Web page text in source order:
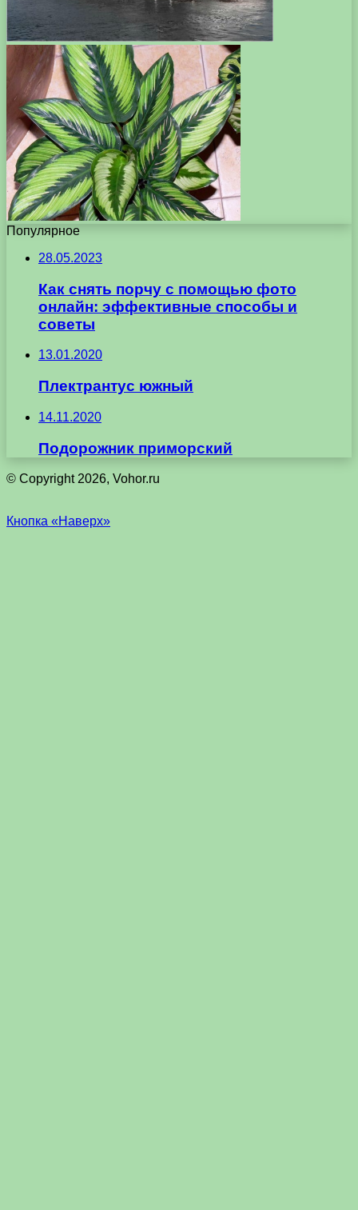
Популярное
28.05.2023
Как снять порчу с помощью фото
онлайн: эффективные способы и
советы
13.01.2020
Плектрантус южный
14.11.2020
Подорожник приморский
© Copyright 2026, Vohor.ru
Кнопка «Наверх»